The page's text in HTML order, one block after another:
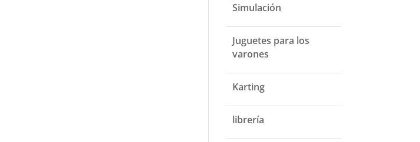
Simulación
Juguetes para los
varones
Karting
librería